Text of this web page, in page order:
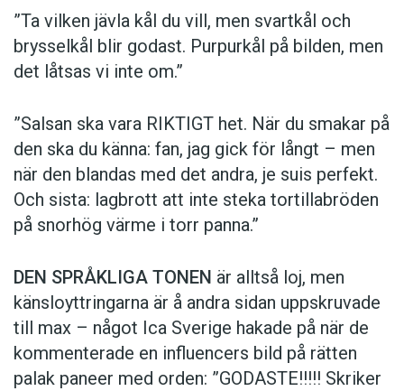
”Ta vilken jävla kål du vill, men svartkål och
brysselkål blir ­godast. ­Purpurkål på bilden, men
det låtsas vi inte om.”
”Salsan ska vara ­RIKTIGT het. När du smakar på
den ska du känna: fan, jag gick för långt – men
när den blandas med det andra, je suis perfekt.
Och sista: lagbrott att inte steka tortillabröden
på snorhög värme i torr panna.”
DEN SPRÅKLIGA TONEN är alltså loj, men
känsloyttringarna är å andra sidan uppskruvade
till max – något Ica Sverige hakade på när de
kommen­terade en influencers bild på rätten
palak paneer med orden: ­”GODASTE!!!!! Skriker